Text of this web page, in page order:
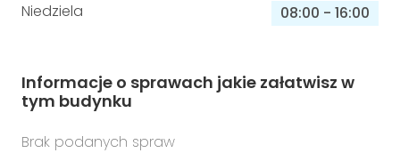
Niedziela
08:00 - 16:00
Informacje o sprawach jakie załatwisz w
tym budynku
Brak podanych spraw